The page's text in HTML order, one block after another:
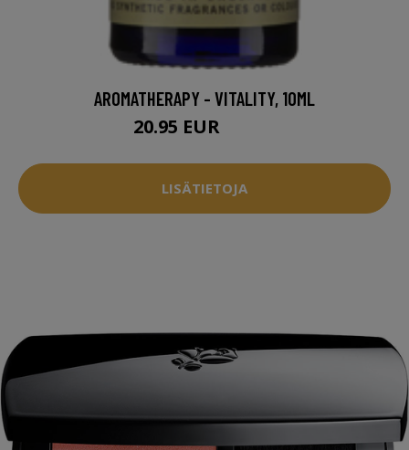
AROMATHERAPY - VITALITY, 10ML
20.95 EUR
LISÄTIETOJA